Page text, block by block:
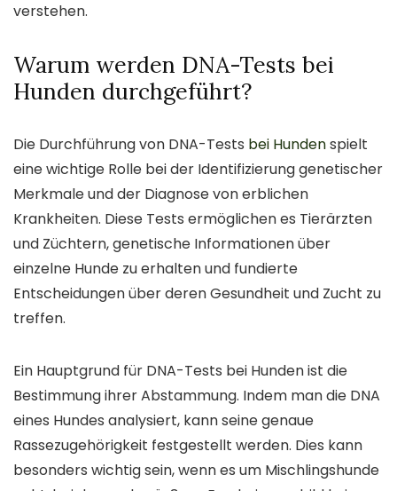
verstehen.
Warum werden DNA-Tests bei
Hunden durchgeführt?
Die Durchführung von DNA-Tests bei Hundenspielt
eine wichtige Rolle bei der Identifizierung genetischer
Merkmale und der Diagnose von erblichen
Krankheiten. Diese Tests ermöglichen es Tierärzten
und Züchtern, genetische Informationen über
einzelne Hunde zu erhalten und fundierte
Entscheidungen über deren Gesundheit und Zucht zu
treffen.
Ein Hauptgrund für DNA-Tests bei Hunden ist die
Bestimmung ihrer Abstammung. Indem man die DNA
eines Hundes analysiert, kann seine genaue
Rassezugehörigkeit festgestellt werden. Dies kann
besonders wichtig sein, wenn es um Mischlingshunde